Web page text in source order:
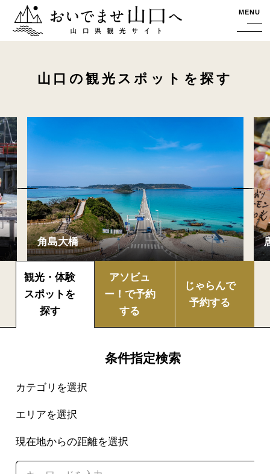
おいでませ山口へー山口県観光サイト MENU
山口の観光スポットを探す
観光・体験
スポットを
探す
アソビュ
ー！で予約
する
じゃらんで
予約する
条件指定検索
カテゴリを選択
エリアを選択
現在地からの距離を選択